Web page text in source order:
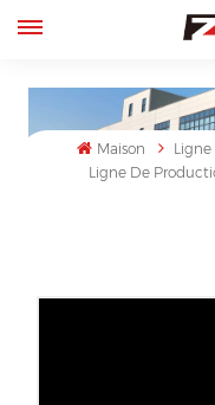
Maison
Ligne
Ligne De